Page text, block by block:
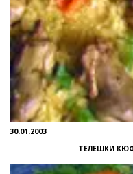
30.01.2003
ТЕЛЕШКИ